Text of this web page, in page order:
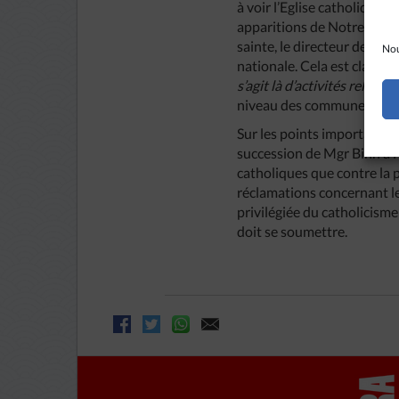
à voir l’Eglise catholique
apparitions de Notre-
sainte, le directeur des
nationale. Cela est clair
s’agit làd’activités
niveau des communes et
Sur les points importants,
succession de Mgr Binh à
catholiques que contre la
réclamations concernant
privilégiée du
doit se soumettre.